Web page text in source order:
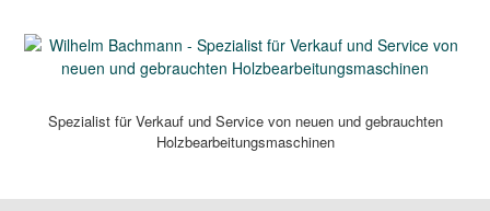
content
Spezialist für Verkauf und Service von neuen und gebrauchten
Holzbearbeitungsmaschinen